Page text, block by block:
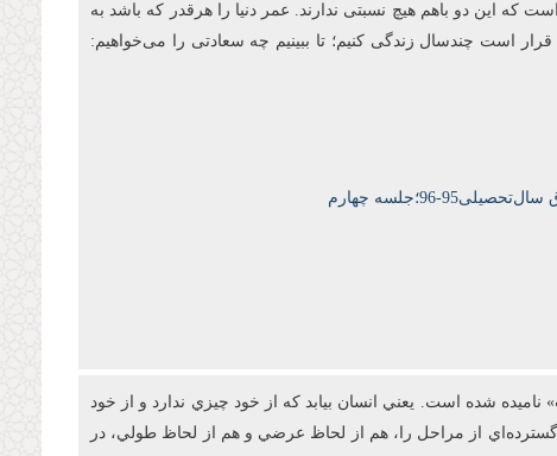
که این دو باهم هیچ نسبتی ندارند. عمر دنیا را هرقدر که باشد به
قرار است چندسال زندگی کنیم؛ تا ببینیم چه سعادتی را می‌خواهیم:
96؛جلسه چهارم
شده است. يعني انسان بيابد که از خود چيزي ندارد و از خود
از مراحل را، هم از لحاظ عرضي و هم از لحاظ طولي، در